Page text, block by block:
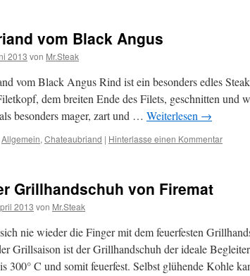
vom Black Angus
2013 von Mr.Steak
vom Black Angus Rind ist ein besonders edles
dem breiten Ende des Filets, geschnitten und
besonders mager, zart und … Weiterlesen →
Allgemein, Chateaubriand | Hinterlasse einen Kommentar
Grillhandschuh von Firemat
2013 von Mr.Steak
nie wieder die Finger mit dem feuerfesten
Grillsaison ist der Grillhandschuh der ideale
300° C und somit feuerfest. Selbst glühende Kohle